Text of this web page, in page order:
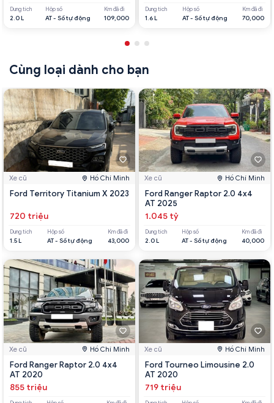
Dung tích
2.0 L
Hộp số
AT - Số tự động
Km đã đi
109,000
Dung tích
1.6 L
Hộp số
AT - Số tự động
Km đã đi
70,000
Cùng loại dành cho bạn
Xe cũ Hồ Chí Minh
Ford Territory Titanium X 2023
720 triệu
Dung tích
1.5 L
Hộp số
AT - Số tự động
Km đã đi
43,000
Xe cũ Hồ Chí Minh
Ford Ranger Raptor 2.0 4x4
AT 2020
855 triệu
Xe cũ Hồ Chí Minh
Ford Ranger Raptor 2.0 4x4
AT 2025
1.045 tỷ
Dung tích
2.0 L
Hộp số
AT - Số tự động
Km đã đi
40,000
Xe cũ Hồ Chí Minh
Ford Tourneo Limousine 2.0
AT 2020
719 triệu